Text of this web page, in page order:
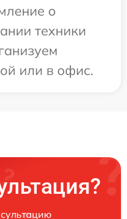
о
техники
или в офис.